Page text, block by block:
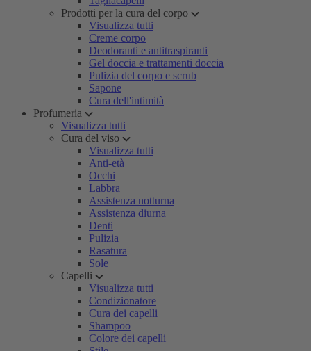
Prodotti per la cura del corpo
Visualizza tutti
Creme corpo
Deodoranti e antitraspiranti
Gel doccia e trattamenti doccia
Pulizia del corpo e scrub
Sapone
Cura dell'intimità
Profumeria
Visualizza tutti
Cura del viso
Visualizza tutti
Anti-età
Occhi
Labbra
Assistenza notturna
Assistenza diurna
Denti
Pulizia
Rasatura
Sole
Capelli
Visualizza tutti
Condizionatore
Cura dei capelli
Shampoo
Colore dei capelli